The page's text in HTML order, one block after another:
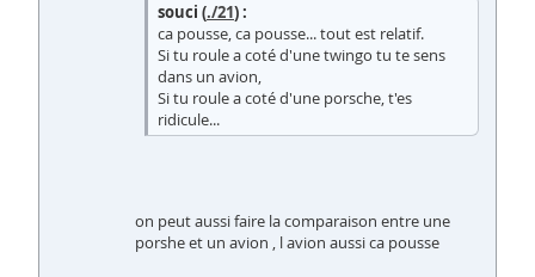
souci (./21) :
ca pousse, ca pousse... tout est relatif.
Si tu roule a coté d'une twingo tu te sens
dans un avion,
Si tu roule a coté d'une porsche, t'es
ridicule...
on peut aussi faire la comparaison entre une
porshe et un avion , l avion aussi ca pousse